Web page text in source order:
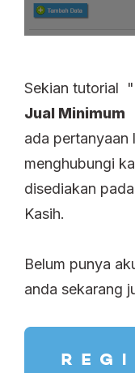
Sekian tutorial "
Jual Minimum
ada pertanyaan
menghubungi
disediakan
Kasih.
Belum punya
anda sekarang